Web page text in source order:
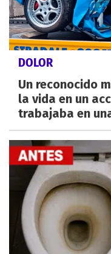
DOLOR
Un reconocido
la vida en un
trabajaba en